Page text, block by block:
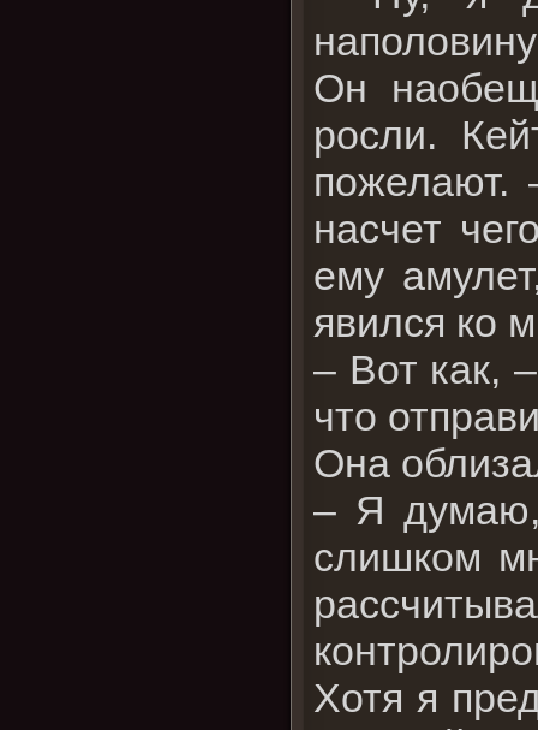
Он
росли.
пожелают.
насчет
ему
явился ко
– Вот как,
что
Она
– Я думаю,
слишком
Хотя я